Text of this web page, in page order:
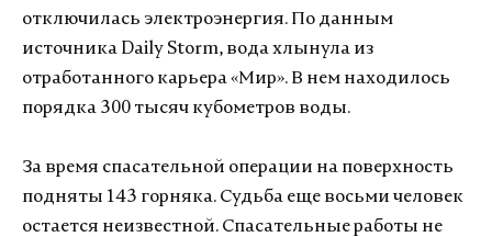
отключилась электроэнергия. По данным
источника Daily Storm, вода хлынула из
отработанного карьера «Мир». В нем находилось
порядка 300 тысяч кубометров воды.
За время спасательной операции на поверхность
подняты 143 горняка. Судьба еще восьми человек
остается неизвестной. Спасательные работы не